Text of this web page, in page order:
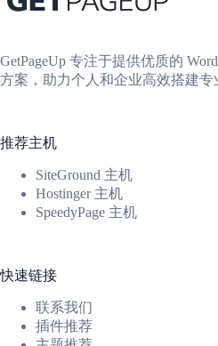
GetPageUp 专注于提供优质的
方案，助力个人和企业高效搭建专
推荐主机
SiteGround 主机
Hostinger 主机
SpeedyPage 主机
快速链接
联系我们
插件推荐